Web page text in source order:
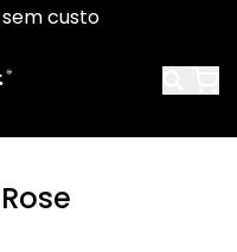
custo